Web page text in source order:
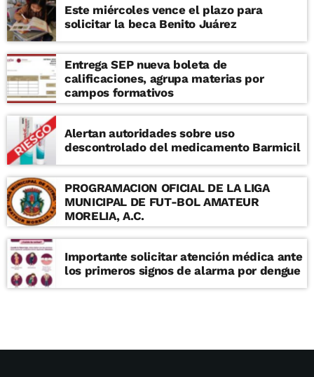
Este miércoles vence el plazo para
solicitar la beca Benito Juárez
Entrega SEP nueva boleta de
calificaciones, agrupa materias por
campos formativos
Alertan autoridades sobre uso
descontrolado del medicamento Barmicil
PROGRAMACION OFICIAL DE LA LIGA
MUNICIPAL DE FUT-BOL AMATEUR
MORELIA, A.C.
Importante solicitar atención médica ante
los primeros signos de alarma por dengue